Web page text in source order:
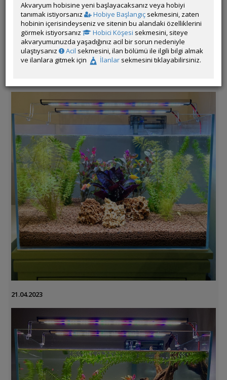
Merhabalar,
Hobiye yaklaşık 1,5 yıl önce 10 litre bir akvaryumla başladım.
Şuan farklı boyutlarda 3 adet akvaryumum var. Yaşadığım
süreci siz değerli hobidaşlarla paylaşmak istedim. Bu forumun
bana kazandırdığı çok şey oldu, emeği geçen herkese çok
teşekkür ederim.
21.04.2023
Akvaryum hobisine yeni başlayacaksanız veya hobiyi
tanımak istiyorsanız
Hobiye Başlangıç sekmesini, zaten
hobinin içerisindeyseniz ve sitenin bu alandaki özelliklerini
görmek istiyorsanız
Hobici Köşesi sekmesini, siteye
akvaryumunuzda yaşadığınız acil bir sorun nedeniyle
ulaştıysanız
Acil sekmesini, ilan bölümü ile ilgili bilgi almak
ve ilanlara gitmek için
İlanlar sekmesini tıklayabilirsiniz.